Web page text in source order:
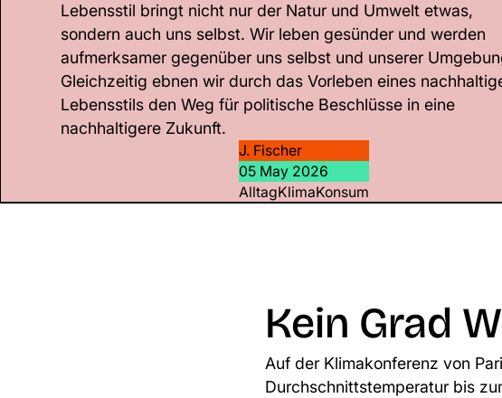
Lebensstil bringt nicht nur der Natur und Umwelt etwas,
sondern auch uns selbst. Wir leben gesünder und werden
aufmerksamer gegenüber uns selbst und unserer
Gleichzeitig ebnen wir durch das Vorleben eines
Lebensstils den Weg für politische Beschlüsse in eine
nachhaltigere Zukunft.
J. Fischer
05 May 2026
AlltagKlimaKonsum
Kein Grad
Auf der Klimakonferenz von
Durchschnittstemperatur bis